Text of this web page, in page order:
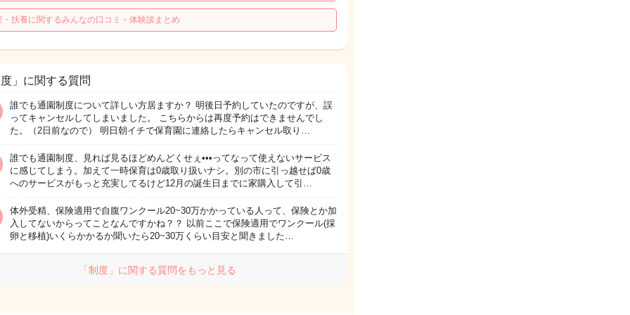
・扶養に関するみんなの口コミ・体験談まとめ
」に関する質問
誰でも通園制度について詳しい方居ますか？ 明後日予約していたのですが、誤
ってキャンセルしてしまいました。 こちらからは再度予約はできませんでし
た。（2日前なので） 明日朝イチで保育園に連絡したらキャンセル取り…
誰でも通園制度、見れば見るほどめんどくせぇ•••ってなって使えないサービス
に感じてしまう。加えて一時保育は0歳取り扱いナシ。別の市に引っ越せば0歳
へのサービスがもっと充実してるけど12月の誕生日までに家購入して引…
体外受精、保険適用で自腹ワンクール20~30万かかっている人って、保険とか加
入してないからってことなんですかね？？ 以前ここで保険適用でワンクール(採
卵と移植)いくらかかるか聞いたら20~30万くらい目安と聞きました…
「制度」に関する質問をもっと見る